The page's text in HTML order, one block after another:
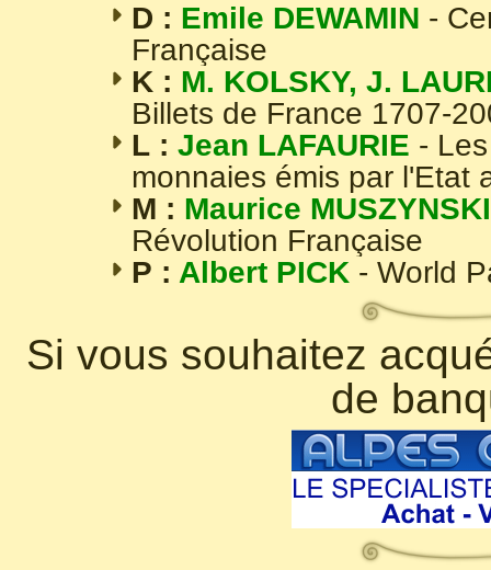
D : Emile DEWAMIN -
Française
K : M. KOLSKY, J.
Billets de France 1707-
L : Jean LAFAURIE -
monnaies émis par l'Etat
M : Maurice MUSZYNSKI
Révolution Française
P : Albert PICK - World
Si vous souhaitez
de